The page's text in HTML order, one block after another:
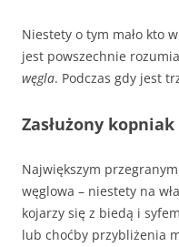
Niestety o tym mało kto
jest powszechnie
węgla. Podczas gdy jest
Zasłużony
Największym
węglowa – niestety na
kojarzy się z biedą i
lub choćby przybliżenia